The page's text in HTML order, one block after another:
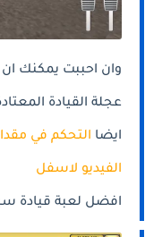
وان احببت يمكنك ان
عجلة القيادة
ايضا التحكم في
الفيديو لاسفل
افضل لعبة قيادة